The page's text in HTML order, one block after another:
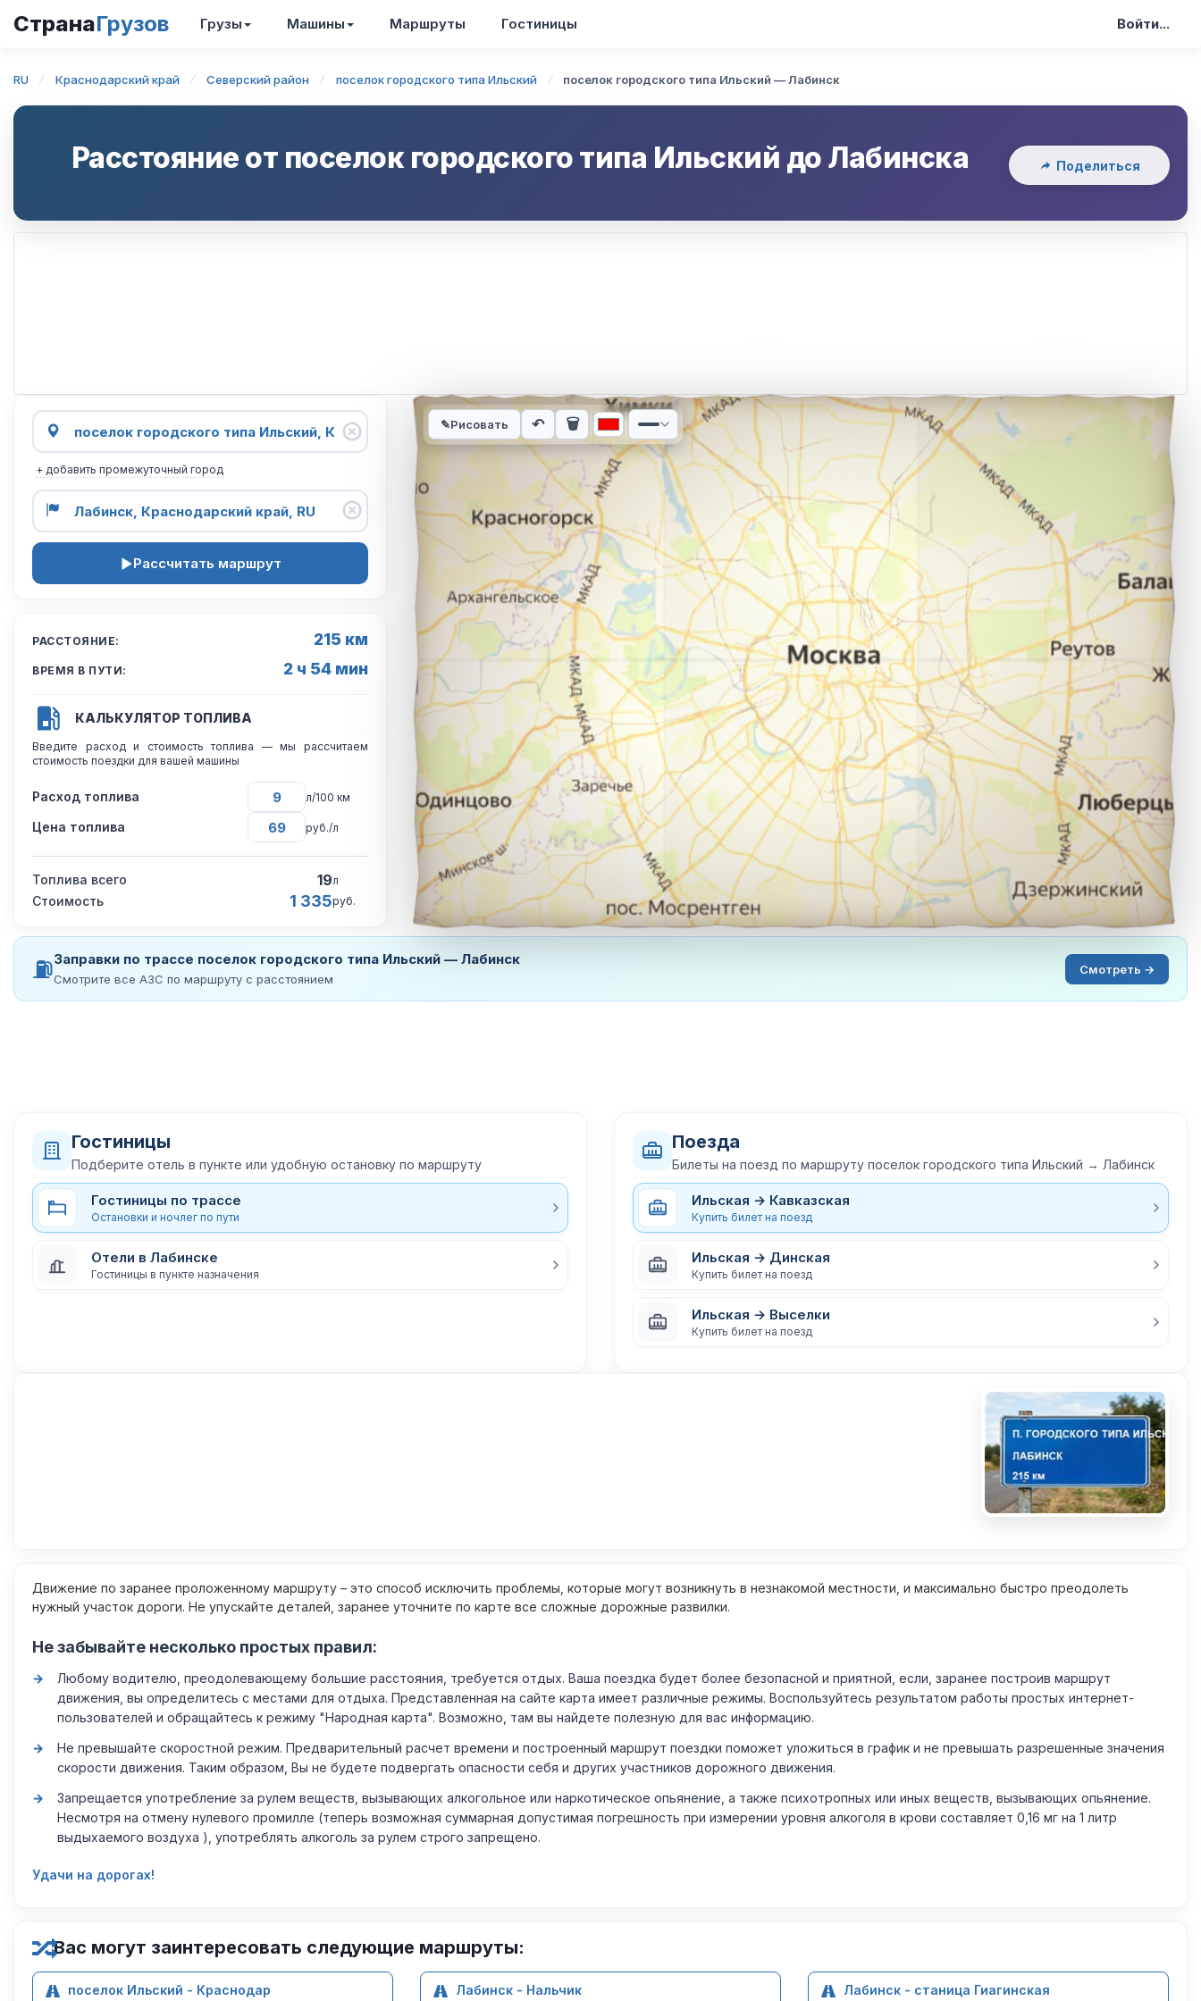
СтранаГрузов Грузы Машины Маршруты Гостиницы Войти...
RU Краснодарский край Северский район поселок городского типа Ильский поселок городского типа Ильский — Лабинск
Расстояние от поселок городского типа Ильский до Лабинска Поделиться
+ добавить промежуточный город
Рассчитать маршрут
РАССТОЯНИЕ: 215 км
ВРЕМЯ В ПУТИ: 2 ч 54 мин
КАЛЬКУЛЯТОР ТОПЛИВА
Введите расход и стоимость топлива — мы рассчитаем
стоимость поездки для вашей машины
Расход топлива л/100 км
Цена топлива руб./л
Топлива всего 19л
Стоимость 1 335руб.
Интерактивная карта автомобильного маршрута из города поселок городского типа Ильский в город Лабинск.
✎Рисовать ↶ 🗑
⛽Заправки по трассе поселок городского типа Ильский — Лабинск
Смотрите все АЗС по маршруту с расстоянием
Смотреть →
Гостиницы
Подберите отель в пункте или удобную остановку по маршруту
Гостиницы по трассе
Остановки и ночлег по пути
Отели в Лабинске
Гостиницы в пункте назначения
Поезда
Билеты на поезд по маршруту поселок городского типа Ильский → Лабинск
Ильская → Кавказская
Купить билет на поезд
Ильская → Динская
Купить билет на поезд
Ильская → Выселки
Купить билет на поезд
Движение по заранее проложенному маршруту – это способ исключить проблемы, которые могут возникнуть в незнакомой местности, и максимально быстро преодолеть
нужный участок дороги. Не упускайте деталей, заранее уточните по карте все сложные дорожные развилки.
Не забывайте несколько простых правил:
Любому водителю, преодолевающему большие расстояния, требуется отдых. Ваша поездка будет более безопасной и приятной, если, заранее построив маршрут
движения, вы определитесь с местами для отдыха. Представленная на сайте карта имеет различные режимы. Воспользуйтесь результатом работы простых интернет-
пользователей и обращайтесь к режиму "Народная карта". Возможно, там вы найдете полезную для вас информацию.
Не превышайте скоростной режим. Предварительный расчет времени и построенный маршрут поездки поможет уложиться в график и не превышать разрешенные значения
скорости движения. Таким образом, Вы не будете подвергать опасности себя и других участников дорожного движения.
Запрещается употребление за рулем веществ, вызывающих алкогольное или наркотическое опьянение, а также психотропных или иных веществ, вызывающих опьянение.
Несмотря на отмену нулевого промилле (теперь возможная суммарная допустимая погрешность при измерении уровня алкоголя в крови составляет 0,16 мг на 1 литр
выдыхаемого воздуха ), употреблять алкоголь за рулем строго запрещено.
Удачи на дорогах!
Вас могут заинтересовать следующие маршруты:
поселок Ильский - Краснодар Лабинск - Нальчик Лабинск - станица Гиагинская